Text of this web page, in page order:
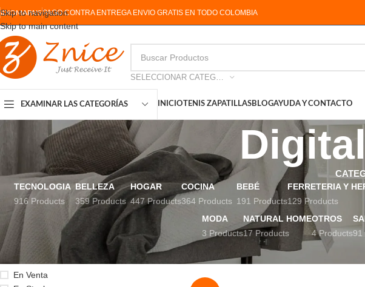
Skip to navigation
Skip to main content
IDIOMAPAISPAGO CONTRA ENTREGA ENVIO GRATIS EN TODO COLOMBIA
EXAMINAR LAS CATEGORÍAS INICIOTENIS ZAPATILLASBLOGAYUDA Y CONTACTO
TECNOLOGIA
916 Products
BELLEZA
359 Products
HOGAR
447 Products
COCINA
364 Products
BEBÉ
191 Products
FERRETERIA Y
129 Products
MODA
3 Products
NATURAL HOME
17 Products
OTROS
4 Products91
ESTADO DEL INVENTARIO
En Venta
Productos etiquetados “Digital Muñeca”